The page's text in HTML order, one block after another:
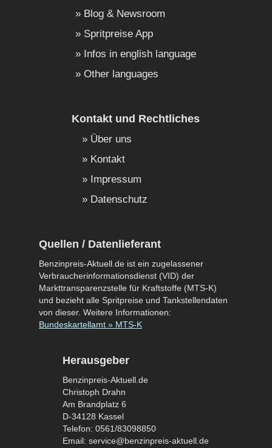
Blog & Newsroom
Spritpreise App
Infos in english language
Other languages
Kontakt und Rechtliches
Über uns
Kontakt
Impressum
Datenschutz
Quellen / Datenlieferant
Benzinpreis-Aktuell.de ist ein zugelassener
Verbraucherinformationsdienst (VID) der
Markttransparenzstelle für Kraftstoffe (MTS-K)
und bezieht alle Spritpreise und Tankstellendaten
von dieser. Weitere Informationen:
Bundeskartellamt » MTS-K
Herausgeber
Benzinpreis-Aktuell.de
Christoph Drahn
Am Brandplatz 6
D-34128 Kassel
Telefon: 0561/83098850
Email: service@benzinpreis-aktuell.de